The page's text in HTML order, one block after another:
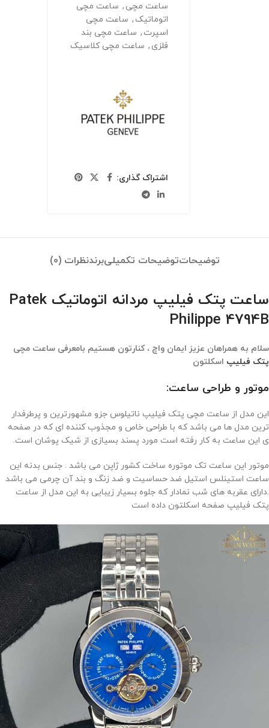
ساعت مچی , ساعت مچی
اتوماتیک , ساعت مچی
اسپرت , ساعت مچی بند
فلزی , ساعت مچی کلاسیک
اشتراک گذاری:
توضیحاتتوضیحات تکمیلیبرندنظرات (0)
ساعت پتک فیلیپ مردانه اتوماتیک Patek
Philippe 4794B
سلام به همراهان عزیز ایمان واچ ، کنارتون هستیم بامعرفی ساعت مچی
پتک فیلیپ اسکلتون
موتور و طراحی ساعت:
این مدل از ساعت مچی پتک فیلیپ ناتیلوس جزو مشهورترین و پرطرفدار
ترین مدل ها می باشد که با طراحی خاص و مجذوب کننده ای که در صفحه
ی این ساعت به کار رفته است مورد پسند بسیازی از شیک پوشان است.
موتور این ساعت تک موتوره ساخت کشور ژاپن می باشد . جنس بدنه این
ساعت استینلس استیل ضد حساسیت و ضد زنگ و بند آن چرمی می باشد
.دارای عقربه های شب نمادار که جلوه بسیار زیبایی به این مدل از ساعت
پتک فیلیپ صفحه اسکلتون داده است